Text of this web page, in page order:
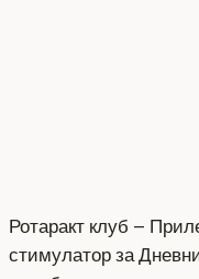
Ротаракт клуб –
стимулатор за